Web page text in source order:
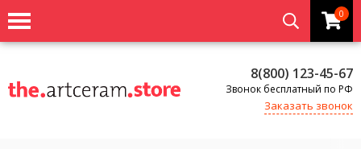
0
8(800) 123-45-67
Звонок бесплатный по РФ
Заказать звонок